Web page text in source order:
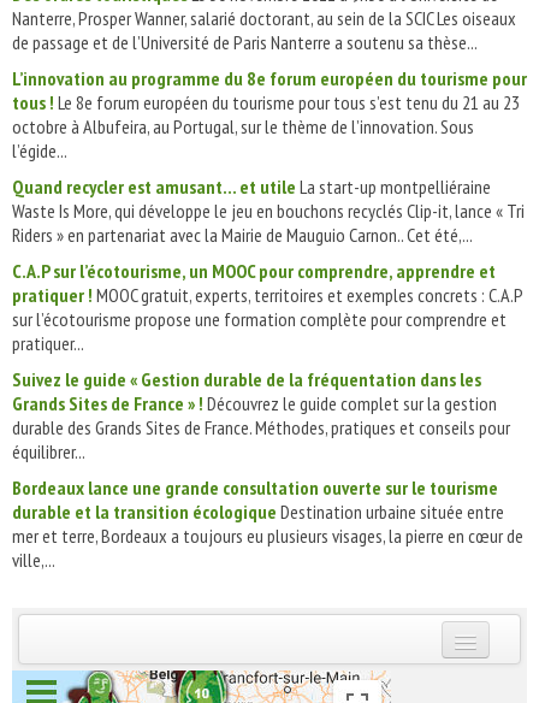
Nanterre, Prosper Wanner, salarié doctorant, au sein de la SCIC Les oiseaux
de passage et de l’Université de Paris Nanterre a soutenu sa thèse...
L’innovation au programme du 8e forum européen du tourisme pour
tous ! Le 8e forum européen du tourisme pour tous s’est tenu du 21 au 23
octobre à Albufeira, au Portugal, sur le thème de l’innovation. Sous
l’égide...
Quand recycler est amusant... et utile La start-up montpelliéraine
Waste Is More, qui développe le jeu en bouchons recyclés Clip-it, lance « Tri
Riders » en partenariat avec la Mairie de Mauguio Carnon.. Cet été,...
C.A.P sur l’écotourisme, un MOOC pour comprendre, apprendre et
pratiquer ! MOOC gratuit, experts, territoires et exemples concrets : C.A.P
sur l’écotourisme propose une formation complète pour comprendre et
pratiquer...
Suivez le guide « Gestion durable de la fréquentation dans les
Grands Sites de France » ! Découvrez le guide complet sur la gestion
durable des Grands Sites de France. Méthodes, pratiques et conseils pour
équilibrer...
Bordeaux lance une grande consultation ouverte sur le tourisme
durable et la transition écologique Destination urbaine située entre
mer et terre, Bordeaux a toujours eu plusieurs visages, la pierre en cœur de
ville,...
INSCRIVEZ-VOUS | ABONNEZ-VOUS